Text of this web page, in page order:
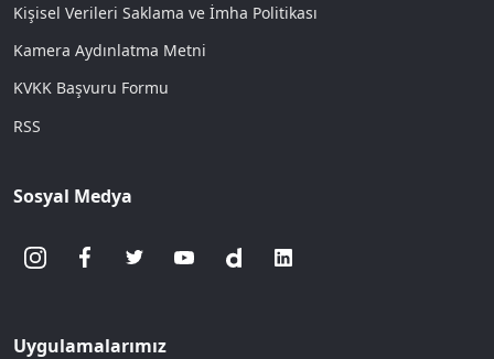
Kişisel Verileri Saklama ve İmha Politikası
Kamera Aydınlatma Metni
KVKK Başvuru Formu
RSS
Sosyal Medya
Uygulamalarımız